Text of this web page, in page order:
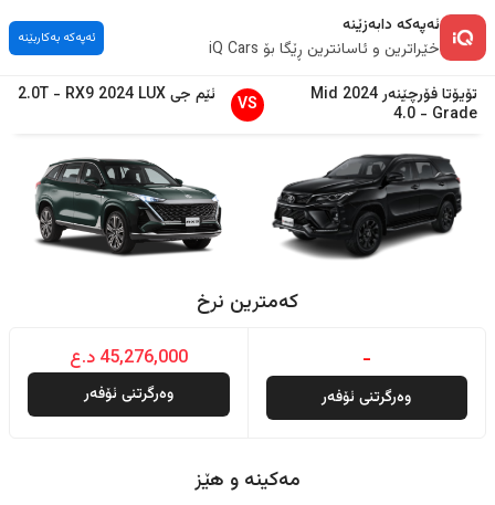
ئەپەکە دابەزێنە
خێراترین و ئاسانترین ڕێگا بۆ iQ Cars
ئەپەکە بەکاربێنە
تۆیۆتافۆرچێنەر2024
Mid
Grade
-
4.0
VS ئێم جی RX9 2024 LUX
-
2.0T
کەمترین نرخ
-
وەرگرتنی ئۆفەر
45,276,000 د.ع
وەرگرتنی ئۆفەر
مەکینە و هێز